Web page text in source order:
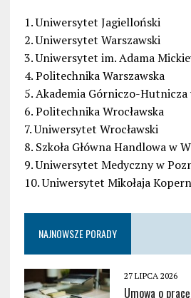
1. Uniwersytet Jagielloński
2. Uniwersytet Warszawski
3. Uniwersytet im. Adama
4. Politechnika Warszawska
5. Akademia Górniczo-Hutnicza
6. Politechnika Wrocławska
7. Uniwersytet Wrocławski
8. Szkoła Główna Handlowa w
9. Uniwersytet Medyczny w
10. Uniwersytet Mikołaja
NAJNOWSZE PORADY
27 LIPCA 2026
Umowa o